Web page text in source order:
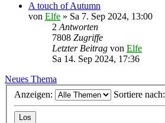
A touch of Autumn
von Elfe » Sa 7. Sep 2024, 13:00
2 Antworten
7808 Zugriffe
Letzter Beitrag von Elfe
Sa 14. Sep 2024, 17:36
Neues Thema
Anzeigen:
Sortiere nach: